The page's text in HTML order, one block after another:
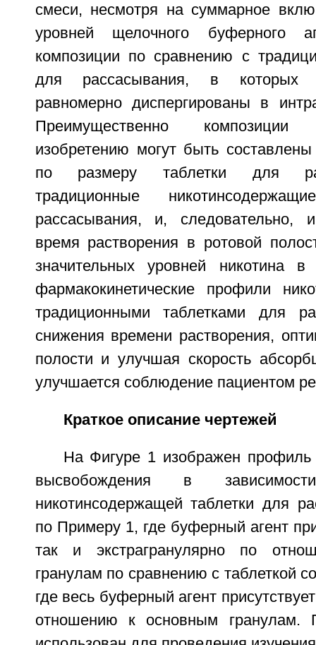
смеси, несмотря на суммарное
уровней щелочного буферного
композиции по сравнению с
для рассасывания, в которых
равномерно диспергированы в
Преимущественно
изобретению могут быть
по размеру таблетки для
традиционные
рассасывания, и, следовательно,
время растворения в ротовой
значительных уровней никотина
фармакокинетические профили
традиционными таблетками для
снижения времени растворения,
полости и улучшая скорость
улучшается соблюдение пациентом
Краткое описание чертежей
На Фигуре 1 изображен профиль
высвобождения в
никотинсодержащей таблетки для
по Примеру 1, где буферный агент
так и экстрагранулярно по
гранулам по сравнению с таблеткой
где весь буферный агент
отношению к основным